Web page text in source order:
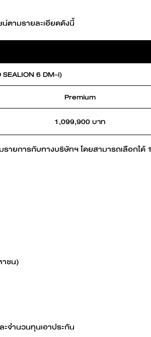
ตามรายละเอียดดังนี้
6 DM-i)
Premium
1,099,900 บาท
ยการกับทางบริษัทฯ โดยสามารถเลือกได้ 1
ชน)
จำนวนทุนเอาประกัน